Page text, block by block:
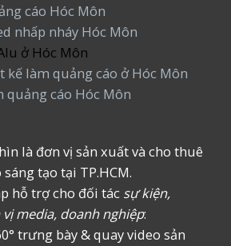
cáo Hóc Môn
nhấp nháy Hóc Môn
ở Hóc Môn
kế làm quảng cáo ở Hóc Môn
quảng cáo Hóc Môn
là đơn vị sản xuất và cho thuê
tạo tại TP.HCM.
hỗ trợ cho đối tác sự kiện,
media, doanh nghiệp:
trưng bày & quay video sản